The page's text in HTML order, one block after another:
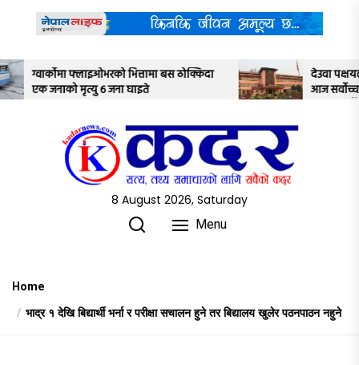
contentबस ठोक्किदा
देउवा पक्षयले दिएकोे पुनरावलोकन
आज सर्वोच्च अदालतका तीन न्यायाधीशले
8 August 2026, Saturday
Menu
Home
भाद्र १ देखि बिद्यार्थी भर्ना र परीक्षा सचालन हुने तर बिद्यालय खुलेर पठनपाठन नहुने